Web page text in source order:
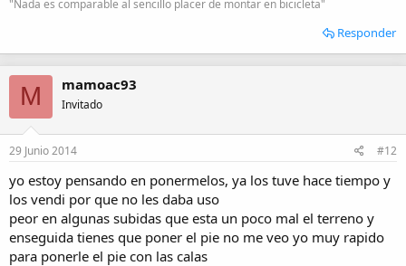
"Nada es comparable al sencillo placer de montar en bicicleta"
Responder
M mamoac93
Invitado
29 Junio 2014 #12
yo estoy pensando en ponermelos, ya los tuve hace tiempo y
los vendi por que no les daba uso
peor en algunas subidas que esta un poco mal el terreno y
enseguida tienes que poner el pie no me veo yo muy rapido
para ponerle el pie con las calas